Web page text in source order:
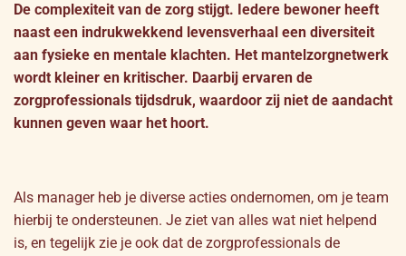
De complexiteit van de zorg stijgt. Iedere bewoner heeft
naast een indrukwekkend levensverhaal een diversiteit
aan fysieke en mentale klachten. Het mantelzorgnetwerk
wordt kleiner en kritischer. Daarbij ervaren de
zorgprofessionals tijdsdruk, waardoor zij niet de aandacht
kunnen geven waar het hoort.
Als manager heb je diverse acties ondernomen, om je team
hierbij te ondersteunen. Je ziet van alles wat niet helpend
is, en tegelijk zie je ook dat de zorgprofessionals de